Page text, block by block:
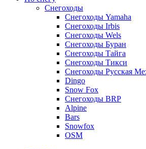
Снегоходы
Снегоходы Yamaha
Снегоходы Irbis
Снегоходы Wels
Снегоходы Буран
Снегоходы Тайга
Снегоходы Тикси
Снегоходы Русская
Dingo
Snow Fox
Снегоходы BRP
Alpine
Bars
Snowfox
OSM